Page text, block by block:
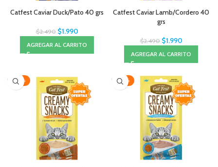
Catfest Caviar Duck/Pato 40 grs
$2.490 $1.990
AGREGAR AL CARRITO
Catfest Caviar Lamb/Cordero 40
grs
$2.490 $1.990
AGREGAR AL CARRITO
-20% -20%